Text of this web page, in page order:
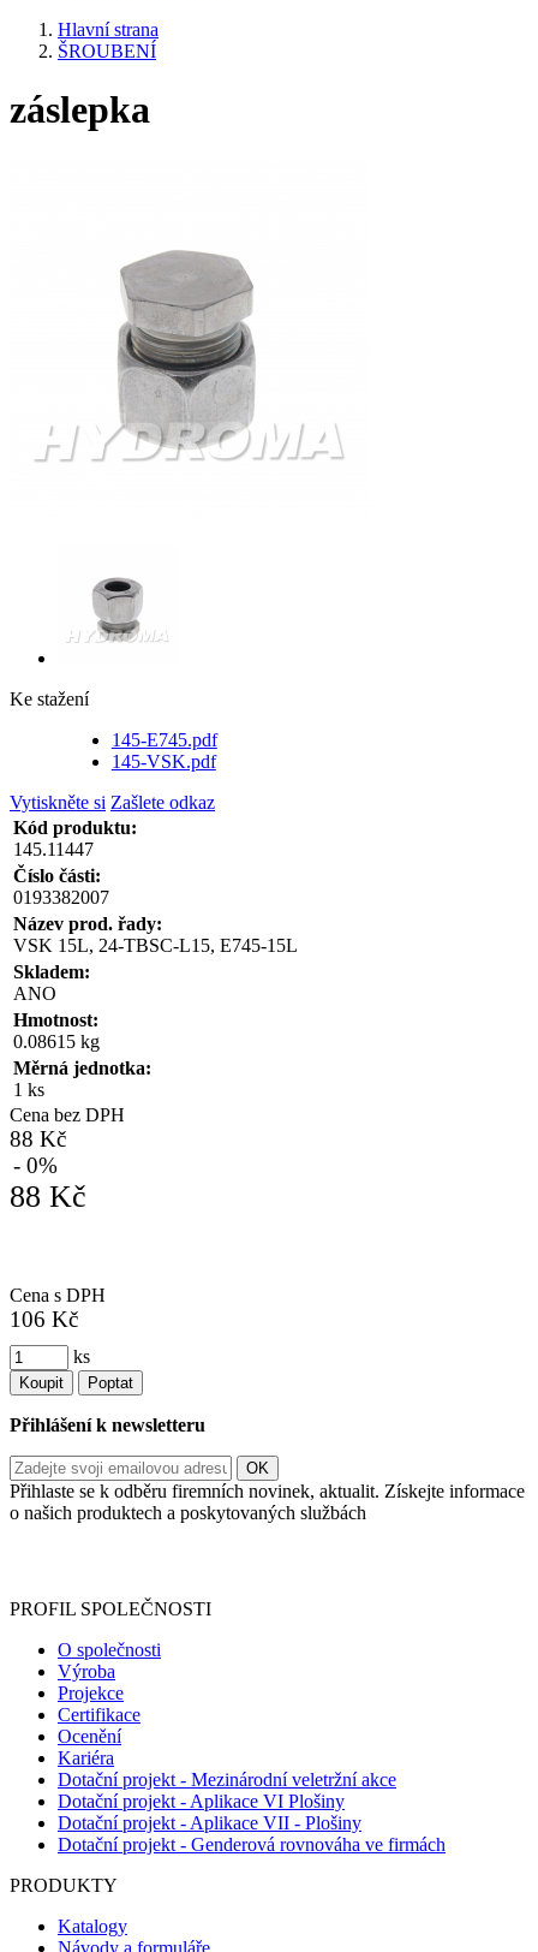
Hlavní strana
ŠROUBENÍ
záslepka
Ke stažení
145-E745.pdf
145-VSK.pdf
Vytiskněte si Zašlete odkaz
Kód produktu:
145.11447
Číslo části:
0193382007
Název prod. řady:
VSK 15L, 24-TBSC-L15, E745-15L
Skladem:
ANO
Hmotnost:
0.08615 kg
Měrná jednotka:
1 ks
Cena bez DPH
88 Kč
- 0%
88 Kč
Cena s DPH
106 Kč
ks
Koupit Poptat
Přihlášení k newsletteru
Přihlaste se k odběru firemních novinek, aktualit. Získejte informace
o našich produktech a poskytovaných službách
PROFIL SPOLEČNOSTI
O společnosti
Výroba
Projekce
Certifikace
Ocenění
Kariéra
Dotační projekt - Mezinárodní veletržní akce
Dotační projekt - Aplikace VI Plošiny
Dotační projekt - Aplikace VII - Plošiny
Dotační projekt - Genderová rovnováha ve firmách
PRODUKTY
Katalogy